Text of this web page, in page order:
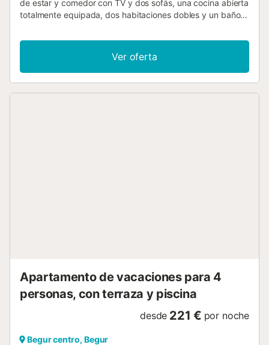
de estar y comedor con TV y dos sofás, una cocina abierta
totalmente equipada, dos habitaciones dobles y un baño
con piscina y terraza con sombrilla. Además, el
apartamento dispone de un aparcamiento subterráneo
privado. ¡El lugar perfecto para unas vacaciones!...
Ver oferta
Apartamento de vacaciones para 4
personas, con terraza y piscina
desde 221 € por noche
Begur centro, Begur